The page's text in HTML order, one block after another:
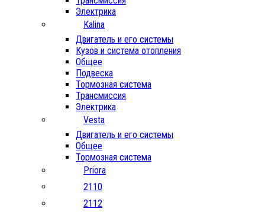
Электрика
Kalina
Двигатель и его системы
Кузов и система отопления
Общее
Подвеска
Тормозная система
Трансмиссия
Электрика
Vesta
Двигатель и его системы
Общее
Тормозная система
Priora
2110
2112